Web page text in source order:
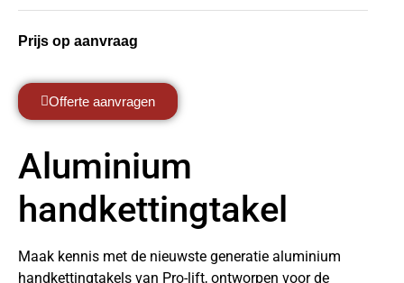
Prijs op aanvraag
Offerte aanvragen
Aluminium
handkettingtakel
Maak kennis met de nieuwste generatie aluminium
handkettingtakels van Pro-lift, ontworpen voor de